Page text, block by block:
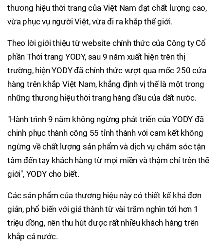
thương hiệu thời trang của Việt Nam đạt chất lượng cao,
vừa phục vụ người Việt, vừa đi ra khắp thế giới.
Theo lời giới thiệu từ website chính thức của Công ty Cổ
phần Thời trang YODY, sau 9 năm xuất hiện trên thị
trường, hiện YODY đã chính thức vượt qua mốc 250 cửa
hàng trên khắp Việt Nam, khẳng định vị thế là một trong
những thương hiệu thời trang hàng đầu của đất nước.
"Hành trình 9 năm không ngừng phát triển của YODY đã
chinh phục thành công 55 tỉnh thành với cam kết không
ngừng về chất lượng sản phẩm và dịch vụ chăm sóc tận
tâm đến tay khách hàng từ mọi miền và thậm chí trên thế
giới", YODY cho biết.
Các sản phẩm của thương hiệu này có thiết kế khá đơn
giản, phổ biến với giá thành từ vài trăm nghìn tới hơn 1
triệu đồng, nên thu hút được rất nhiều khách hàng trên
khắp cả nước.